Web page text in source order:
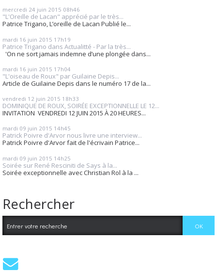
mercredi 24 juin 2015 08h46
"L'Oreille de Lacan" apprécié par le très...
Patrice Trigano, L’oreille de Lacan Publié le...
mardi 16 juin 2015 17h19
Patrice Trigano dans Actualitté - Par la très...
'On ne sort jamais indemne d’une plongée dans...
mardi 16 juin 2015 17h04
"L'oiseau de Roux" par Guilaine Depis...
Article de Guilaine Depis dans le numéro 17 de la...
vendredi 12 juin 2015 18h33
DOMINIQUE DE ROUX, SOIRÉE EXCEPTIONNELLE LE 12...
INVITATION VENDREDI 12 JUIN 2015 À 20 HEURES...
mardi 09 juin 2015 14h45
Patrick Poivre d'Arvor nous livre une interview...
Patrick Poivre d'Arvor fait de l'écrivain Patrice...
mardi 09 juin 2015 14h25
Soirée sur René Resciniti de Says à la...
Soirée exceptionnelle avec Christian Rol à la ...
Rechercher